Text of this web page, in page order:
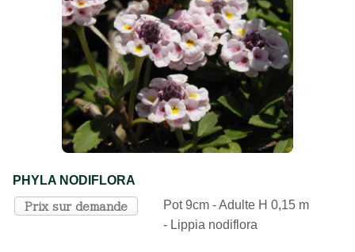
PHYLA NODIFLORA
Prix sur demande
Pot 9cm - Adulte H 0,15 m
- Lippia nodiflora